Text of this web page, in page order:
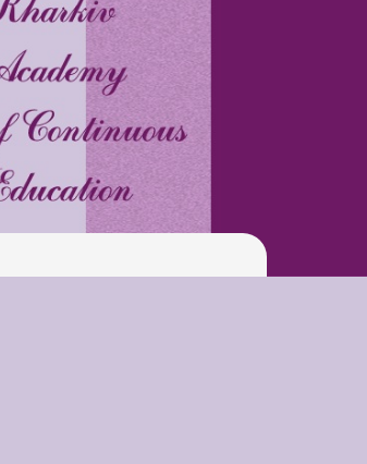
Latter match class
Pool
Play is Our Brain’s Favorite
Way
Latter match class
New Friends Everyday at